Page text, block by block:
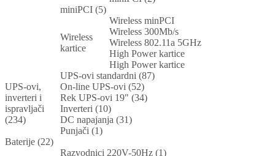
miniPCI (5)
Wireless
kartice
Wireless minPCI
Wireless 300Mb/s
Wireless 802.11a 5GHz
High Power kartice
High Power kartice
UPS-ovi,
inverteri i
ispravljači
(234)
UPS-ovi standardni (87)
On-line UPS-ovi (52)
Rek UPS-ovi 19" (34)
Inverteri (10)
DC napajanja (31)
Punjači (1)
Baterije (22)
Razvodnici 220V-50Hz (1)